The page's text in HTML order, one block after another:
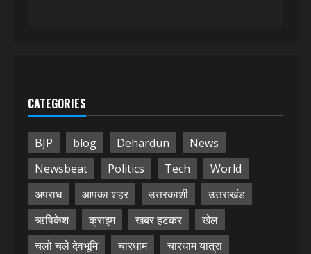
CATEGORIES
BJP blog Dehardun
News
Newsbeat
Politics Tech
World
अपराध
आपका शहर उत्तरकाशी
उत्तराखंड
ऋषिकेश
क्राइम खबर हटकर
खेल
चलो चले देवभूमि
चारधाम
चारधाम यात्रा